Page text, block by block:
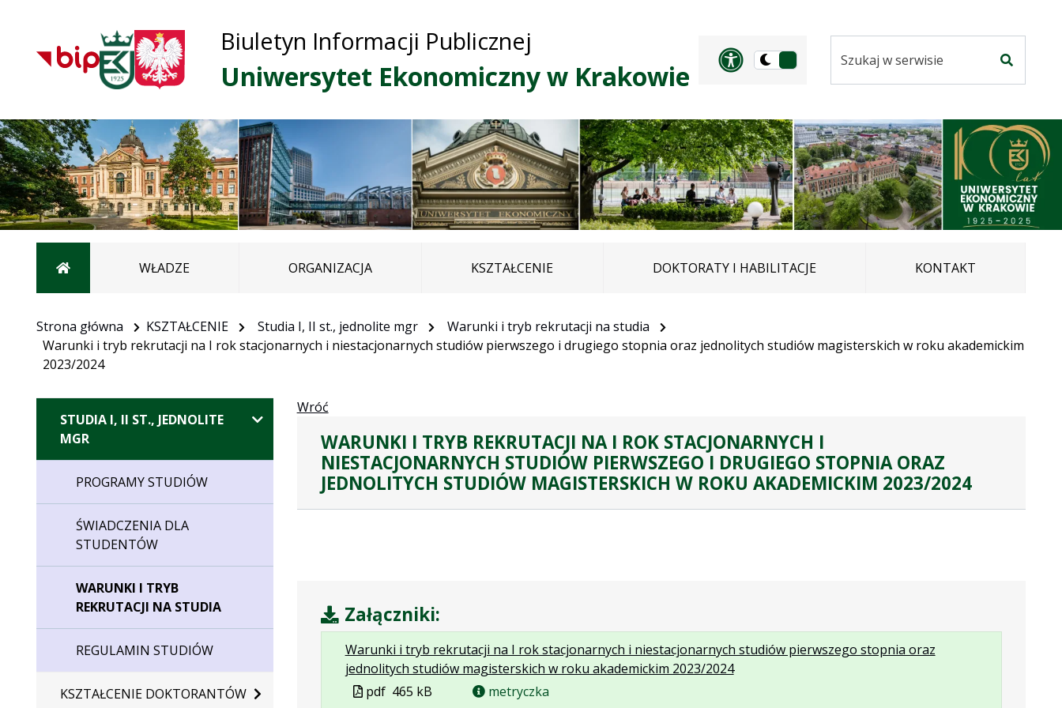
głównego menu
Przejdź do treści
Przejdź do mapy
serwisu
Biuletyn Informacji Publicznej
Uniwersytet Ekonomiczny w Krakowie
Panel dostosowania
Przełącz
ciemną
serwisie
Strona głównaWŁADZE ORGANIZACJA KSZTAŁCENIE DOKTORATY I HABILITACJE KONTAKT
Strona główna KSZTAŁCENIE Studia I, II st., jednolite mgr
Warunki i tryb rekrutacji na studia
Warunki i tryb rekrutacji na I rok stacjonarnych i niestacjonarnych studiów pierwszego i drugiego stopnia oraz jednolitych studiów magisterskich w roku akademickim
2023/2024
STUDIA I, II ST., JEDNOLITE
MGR
PROGRAMY STUDIÓW
ŚWIADCZENIA DLA
STUDENTÓW
WARUNKI I TRYB
REKRUTACJI NA STUDIA
REGULAMIN STUDIÓW
KSZTAŁCENIE DOKTORANTÓW
Wróć
WARUNKI I TRYB REKRUTACJI NA I ROK STACJONARNYCH I
NIESTACJONARNYCH STUDIÓW PIERWSZEGO I DRUGIEGO STOPNIA ORAZ
JEDNOLITYCH STUDIÓW MAGISTERSKICH W ROKU AKADEMICKIM 2023/2024
Załączniki:
Warunki i tryb rekrutacji na I rok stacjonarnych i niestacjonarnych studiów pierwszego stopnia oraz
jednolitych studiów magisterskich w roku akademickim 2023/2024...
Plik
pdf 465 kB metryczka